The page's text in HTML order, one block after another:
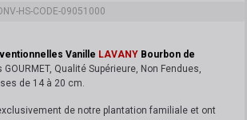
HS-CODE-09051000
Vanille LAVANY Bourbon de
GOURMET, Qualité Supérieure, Non Fendues,
de 14 à 20 cm.
de notre plantation familiale et ont